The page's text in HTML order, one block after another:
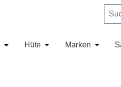
Öffne oder Schließe das
Hüte Öffne oder Schließe
Marken Öffne